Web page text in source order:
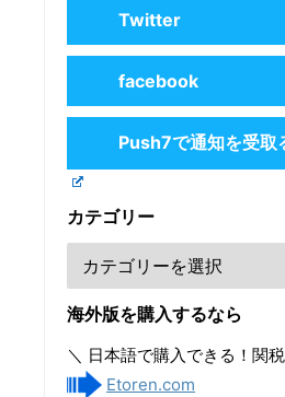
Twitter
facebook
Push7で通知を受取
カテゴリー
海外版を購入するなら
＼ 日本語で購入できる！関
Etoren.com